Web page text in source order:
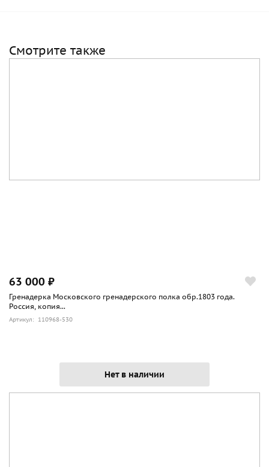
Смотрите также
63 000 ₽
Гренадерка Московского гренадерского полка обр.1803 года.
Россия, копия...
Артикул: 110968-530
Нет в наличии